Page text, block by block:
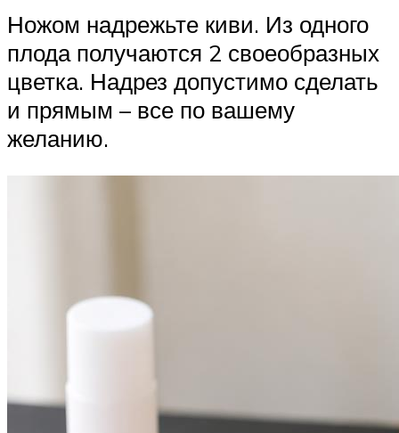
Ножом надрежьте киви. Из одного
плода получаются 2 своеобразных
цветка. Надрез допустимо сделать
и прямым – все по вашему
желанию.